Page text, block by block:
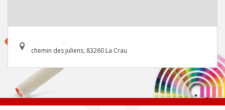
chemin des juliens, 83260 La Crau